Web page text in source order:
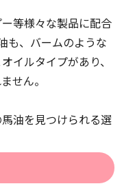
等様々な製品に配合
も、バームのような
イルタイプがあり、
せん。
油を見つけられる選